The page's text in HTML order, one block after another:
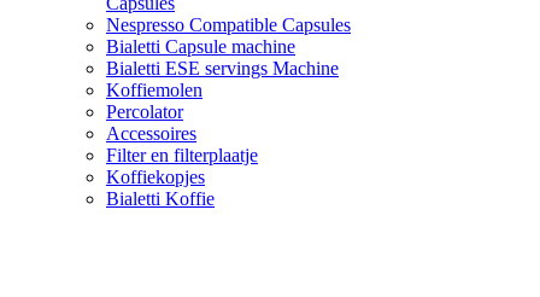
Nespresso Compatible Capsules
Bialetti Capsule machine
Bialetti ESE servings Machine
Koffiemolen
Percolator
Accessoires
Filter en filterplaatje
Koffiekopjes
Bialetti Koffie